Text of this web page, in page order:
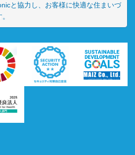
と協力し、お客様に快適な住まいづ